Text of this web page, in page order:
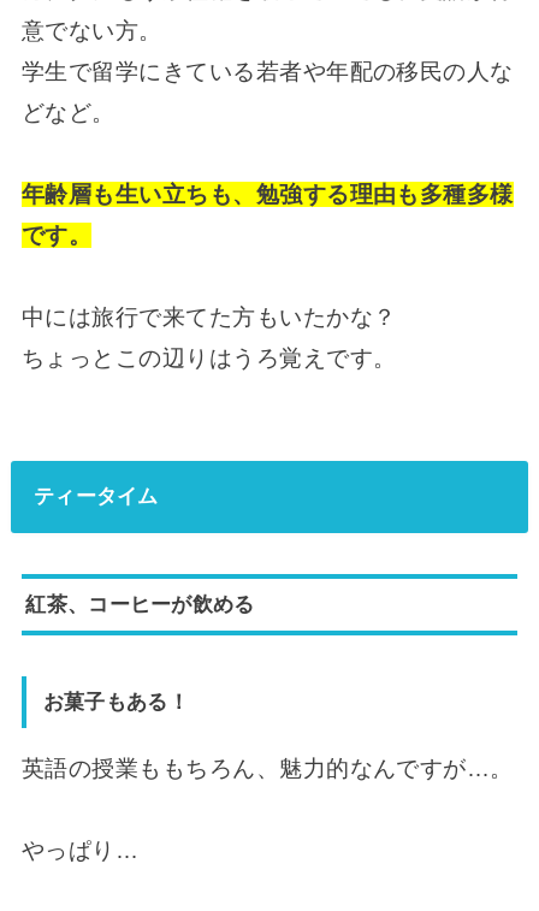
意でない方。
学生で留学にきている若者や年配の移民の人な
どなど。
年齢層も生い立ちも、勉強する理由も多種多様
です。
中には旅行で来てた方もいたかな？
ちょっとこの辺りはうろ覚えです。
ティータイム
紅茶、コーヒーが飲める
お菓子もある！
英語の授業ももちろん、魅力的なんですが…。
やっぱり…